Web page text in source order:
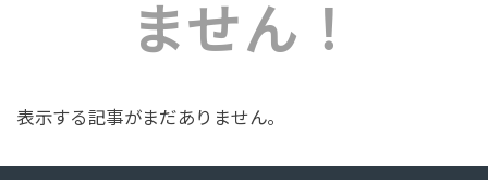
ません！
表示する記事がまだありません。